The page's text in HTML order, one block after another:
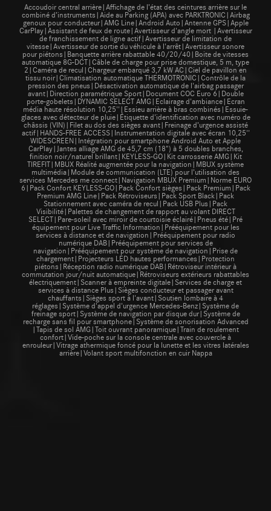
Accoudoir central arrière|Affichage de l’état des ceintures arrière sur le
combiné d’instruments|Aide au Parking (APA) avec PARKTRONIC|Airbag
genoux pour conducteur|AMG Line|Android Auto|Antenne GPS|Apple
CarPlay|Assistant de feux de route|Avertisseur d'angle mort |Avertisseur
de franchissement de ligne actif|Avertisseur de limitation de
vitesse|Avertisseur de sortie du véhicule à l'arrêt|Avertisseur sonore
pour piétons|Banquette arrière rabattable 40/20/40|Boite de vitesses
automatique 8G-DCT|Câble de charge pour prise domestique, 5 m, type
2|Caméra de recul|Chargeur embarqué 3,7 kW AC|Ciel de pavillon en
tissu noir|Climatisation automatique THERMOTRONIC|Contrôle de la
pression des pneus|Désactivation automatique de l'airbag passager
avant|Direction paramétrique Sport|Document COC Euro 6|Double
porte-gobelets|DYNAMIC SELECT AMG|Eclairage d'ambiance|Ecran
média haute résolution 10,25''|Essieu arrière à bras combinés|Essuie-
glaces avec détecteur de pluie|Étiquette d'identification avec numéro de
châssis (VIN)|Filet au dos des sièges avant|Freinage d’urgence assisté
actif|HANDS-FREE ACCESS|Instrumentation digitale avec écran 10,25''
WIDESCREEN|Intégration pour smartphone Android Auto et Apple
CarPlay|Jantes alliage AMG de 45,7 cm (18") à 5 doubles branches,
finition noir/naturel brillant|KEYLESS-GO|Kit carrosserie AMG|Kit
TIREFIT|MBUX Réalité augmentée pour la navigation|MBUX système
multimédia|Module de communication (LTE) pour l’utilisation des
services Mercedes me connect|Navigation MBUX Premium|Norme EURO
6|Pack Confort KEYLESS-GO|Pack Confort sièges|Pack Premium|Pack
Premium AMG Line|Pack Rétroviseurs|Pack Sport Black|Pack
Stationnement avec caméra de recul|Pack USB Plus|Pack
Visibilité|Palettes de changement de rapport au volant DIRECT
SELECT|Pare-soleil avec miroir de courtoisie éclairé|Pneus été|Pré
équipement pour Live Traffic Information|Prééquipement pour les
services à distance et de navigation|Prééquipement pour radio
numérique DAB|Prééquipement pour services de
navigation|Prééquipement pour système de navigation|Prise de
chargement|Projecteurs LED hautes performances|Protection
piétons|Réception radio numérique DAB|Rétroviseur intérieur à
commutation jour/nuit automatique|Rétroviseurs extérieurs rabattables
électriquement|Scanner à empreinte digitale|Services de charge et
services à distance Plus|Sièges conducteur et passager avant
chauffants|Sièges sport à l'avant|Soutien lombaire à 4
réglages|Système d'appel d'urgence Mercedes-Benz|Système de
freinage sport|Système de navigation par disque dur|Système de
recharge sans fil pour smartphone|Système de sonorisation Advanced
|Tapis de sol AMG|Toit ouvrant panoramique|Train de roulement
confort|Vide-poche sur la console centrale avec couvercle à
enrouleur|Vitrage athermique foncé pour la lunette et les vitres latérales
arrière|Volant sport multifonction en cuir Nappa